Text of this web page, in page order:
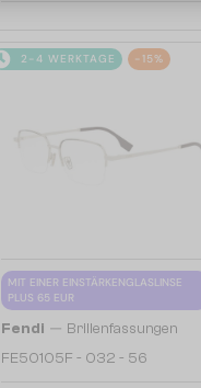
2-4 WERKTAGE -15%
MIT EINER EINSTÄRKENGLASLINSE
PLUS 65 EUR
Fendi — Brillenfassungen
FE50105F - 032 - 56